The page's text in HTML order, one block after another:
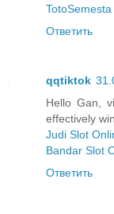
TotoSemesta
Ответить
qqtiktok
Hello Gan,
effectively
Judi Slot
Bandar Slot
Ответить